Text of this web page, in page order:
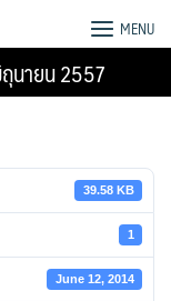
MENU
นายน 2557
39.58 KB
1
June 12, 2014